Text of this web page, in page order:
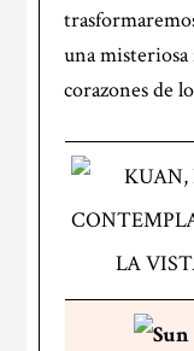
una misteriosa
corazones de